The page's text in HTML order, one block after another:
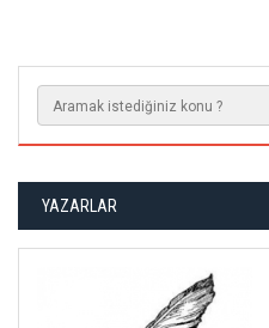
YAZARLAR